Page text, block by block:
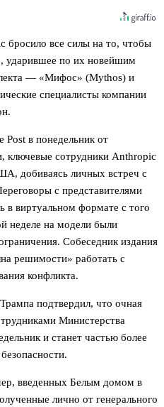
бросило все силы на то, чтобы
ударившее по их новейшим
— «Мифос» (Mythos) и
специалисты компании
Post в понедельник от
ключевые сотрудники Anthropic
добиваясь личных встреч с
с представителями
в виртуальном формате с того
неделе на модели были
Собеседник издания
решимости» работать с
конфликта.
подтвердил, что очная
Министерства
и станет частью более
введенных Белым домом в
лично от генерального